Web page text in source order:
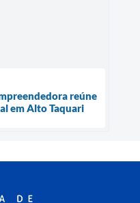
reúne
em Alto Taquari